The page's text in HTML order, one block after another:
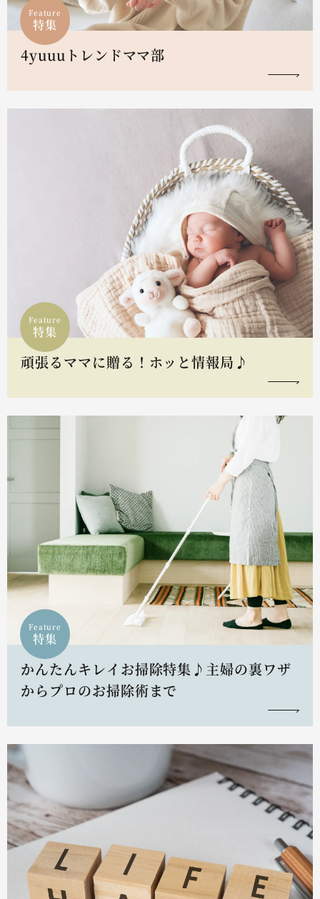
Feature
特集
4yuuuトレンドママ部
Feature
特集
頑張るママに贈る！ホッと情報局♪
Feature
特集
かんたんキレイお掃除特集♪主婦の裏ワザ
からプロのお掃除術まで